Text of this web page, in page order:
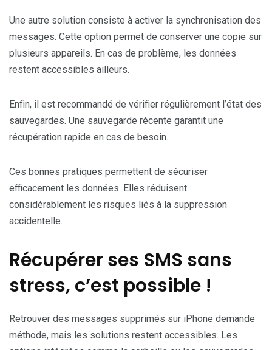
Une autre solution consiste à activer la synchronisation des
messages. Cette option permet de conserver une copie sur
plusieurs appareils. En cas de problème, les données
restent accessibles ailleurs.
Enfin, il est recommandé de vérifier régulièrement l’état des
sauvegardes. Une sauvegarde récente garantit une
récupération rapide en cas de besoin.
Ces bonnes pratiques permettent de sécuriser
efficacement les données. Elles réduisent
considérablement les risques liés à la suppression
accidentelle.
Récupérer ses SMS sans
stress, c’est possible !
Retrouver des messages supprimés sur iPhone demande
méthode, mais les solutions restent accessibles. Les